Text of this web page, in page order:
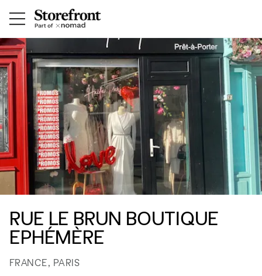
RUE LE BRUN BOUTIQUE
EPHÉMÈRE
FRANCE, PARIS